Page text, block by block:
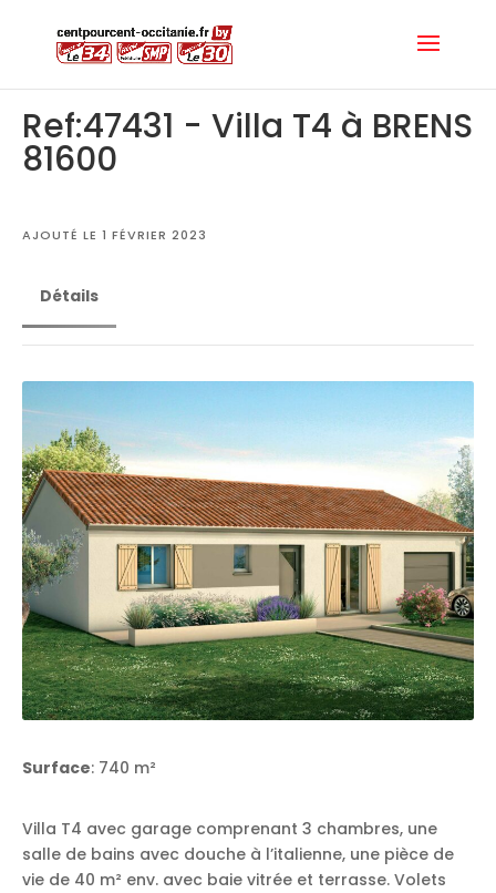
Ref:47431 - Villa T4 à BRENS
81600
AJOUTÉ LE 1 FÉVRIER 2023
Détails
Surface: 740 m²
Villa T4 avec garage comprenant 3 chambres, une
salle de bains avec douche à l’italienne, une pièce de
vie de 40 m² env. avec baie vitrée et terrasse. Volets